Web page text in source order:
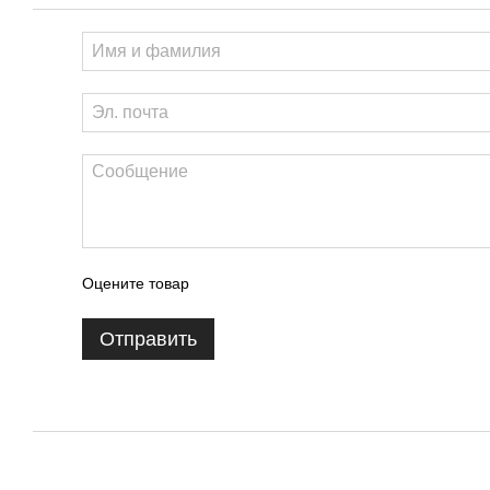
Оцените товар
Отправить